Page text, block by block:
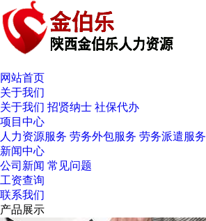
网站首页
关于我们
关于我们 招贤纳士 社保代办
项目中心
人力资源服务 劳务外包服务 劳务派遣服务
新闻中心
公司新闻 常见问题
工资查询
联系我们
产品展示